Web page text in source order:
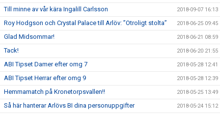
Till minne av vår kära Ingalill Carlsson 2018-09-07 16:13
Roy Hodgson och Crystal Palace till Arlöv: ”Otroligt stolta” 2018-06-25 09:45
Glad Midsommar! 2018-06-21 08:59
Tack! 2018-06-20 21:55
ABI Tipset Damer efter omg 7 2018-05-28 12:41
ABI Tipset Herrar efter omg 9 2018-05-28 12:39
Hemmamatch på Kronetorpsvallen!! 2018-05-25 13:49
Så här hanterar Arlövs BI dina personuppgifter 2018-05-24 15:12